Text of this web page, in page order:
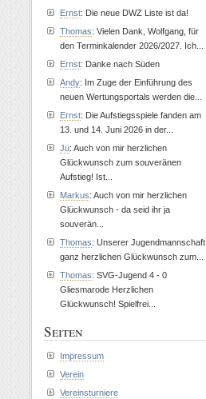
Ernst: Die neue DWZ Liste ist da!
Thomas: Vielen Dank, Wolfgang, für
den Terminkalender 2026/2027. Ich...
Ernst: Danke nach Süden
Andy: Im Zuge der Einführung des
neuen Wertungsportals werden die...
Ernst: Die Aufstiegsspiele fanden am
13. und 14. Juni 2026 in der...
Jü: Auch von mir herzlichen
Glückwunsch zum souveränen
Aufstieg! Ist...
Markus: Auch von mir herzlichen
Glückwunsch - da seid ihr ja
souverän...
Thomas: Unserer Jugendmannschaft
ganz herzlichen Glückwunsch zum...
Thomas: SVG-Jugend 4 - 0
Gliesmarode Herzlichen
Glückwunsch! Spielfrei...
Seiten
Impressum
Verein
Vereinsturniere